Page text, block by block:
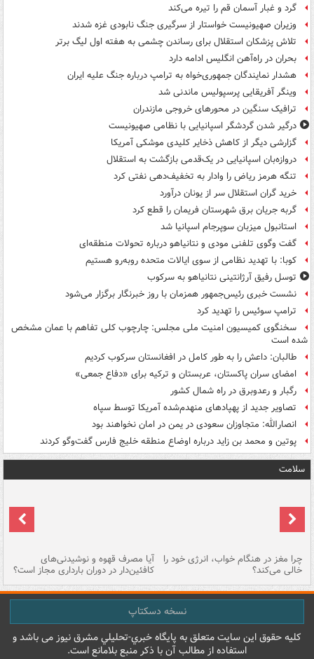
گرد و غبار آسمان قم را تیره می‌کند
وزیران صهیونیست خواستار از سرگیری جنگ نابودی غزه شدند
تلاش پزشکان استقلال برای رساندن چشمی به هفته اول لیگ برتر
بحران در راه‌آهن انگلیس ادامه دارد
هشدار نمایندگان جمهوری‌خواه به ترامپ درباره جنگ علیه ایران
وینگر آفریقایی پرسپولیس ماندنی شد
ترافیک سنگین در محورهای خروجی مازندران
درگیر شدن گردشگر اسپانیایی با نظامی صهیونیست
گزارشی دیگر از کاهش ذخایر کلیدی موشکی آمریکا
دروازه‌بان اسپانیایی در یک‌قدمی بازگشت به استقلال
تنگه هرمز ریاض را وادار به تخفیف‌دهی نفتی کرد
خرید گران استقلال سر از یونان درآورد
گربه جریان برق شهرستان فریمان را قطع کرد
استانبول میزبان سوپرجام اسپانیا شد
گفت وگوی تلفنی مودی و نتانیاهو درباره تحولات منطقه‌ای
کوبا: با تهدید نظامی از سوی ایالات متحده روبه‌رو هستیم
توسل رفیق آرژانتینی نتانیاهو به سرکوب
نشست خبری رئیس‌جمهور همزمان با روز خبرنگار برگزار می‌شود
ترامپ سوئیس را تهدید کرد
سخنگوی کمیسیون امنیت ملی مجلس: چارچوب کلی تفاهم با عمان مشخص
شده است
طالبان: داعش را به طور کامل در افغانستان سرکوب کردیم
امضای سران پاکستان، عربستان و ترکیه برای «دفاع جمعی»
رگبار و رعدوبرق در راه شمال کشور
تصاویر جدید از پهپادهای منهدم‌شده آمریکا توسط سپاه
انصارالله: متجاوزان سعودی در یمن در امان نخواهند بود
پوتین و محمد بن زاید درباره اوضاع منطقه خلیج فارس گفت‌وگو کردند
سلامت
چرا مغز در هنگام خواب، انرژی خود را
خالی می‌کند؟
آیا مصرف قهوه و نوشیدنی‌های
کافئین‌دار در دوران بارداری مجاز است؟
نسخه دسکتاپ
کليه حقوق اين سايت متعلق به پایگاه خبري-تحليلي مشرق نيوز می باشد و
استفاده از مطالب آن با ذکر منبع بلامانع است.